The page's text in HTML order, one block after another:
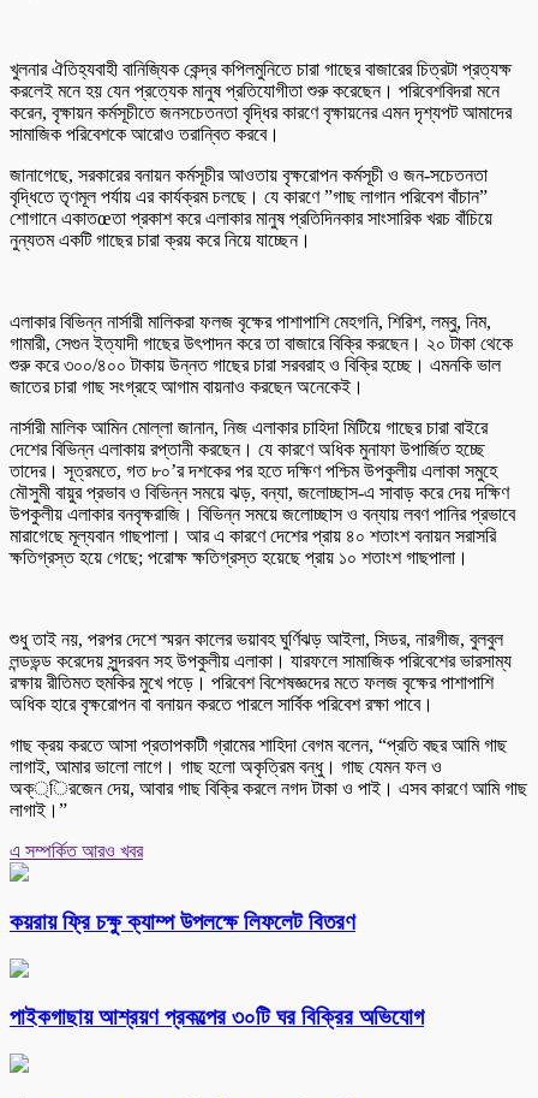
খুলনার ঐতিহ্যবাহী বানিজ্যিক কেন্দ্র কপিলমুনিতে চারা গাছের বাজারের চিত্রটা প্রত্যক্ষ
করলেই মনে হয় যেন প্রত্যেক মানুষ প্রতিযোগীতা শুরু করেছেন। পরিবেশবিদরা মনে
করেন, বৃক্ষায়ন কর্মসূচীতে জনসচেতনতা বৃদ্ধির কারণে বৃক্ষায়নের এমন দৃশ্যপট আমাদের
সামাজিক পরিবেশকে আরোও তরান্বিত করবে।
জানাগেছে, সরকারের বনায়ন কর্মসূচীর আওতায় বৃক্ষরোপন কর্মসূচী ও জন-সচেতনতা
বৃদ্ধিতে তৃণমূল পর্যায় এর কার্যক্রম চলছে। যে কারণে ”গাছ লাগান পরিবেশ বাঁচান”
শোগানে একাতœতা প্রকাশ করে এলাকার মানুষ প্রতিদিনকার সাংসারিক খরচ বাঁচিয়ে
নুন্যতম একটি গাছের চারা ক্রয় করে নিয়ে যাচ্ছেন।
এলাকার বিভিন্ন নার্সারী মালিকরা ফলজ বৃক্ষের পাশাপাশি মেহগনি, শিরিশ, লম্বু, নিম,
গামারী, সেগুন ইত্যাদী গাছের উৎপাদন করে তা বাজারে বিক্রি করছেন। ২০ টাকা থেকে
শুরু করে ৩০০/৪০০ টাকায় উন্নত গাছের চারা সরবরাহ ও বিক্রি হচ্ছে। এমনকি ভাল
জাতের চারা গাছ সংগ্রহে আগাম বায়নাও করছেন অনেকেই।
নার্সারী মালিক আমিন মোল্লা জানান, নিজ এলাকার চাহিদা মিটিয়ে গাছের চারা বাইরে
দেশের বিভিন্ন এলাকায় রপ্তানী করছেন। যে কারণে অধিক মুনাফা উপার্জিত হচ্ছে
তাদের। সূত্রমতে, গত ৮০’র দশকের পর হতে দক্ষিণ পশ্চিম উপকুলীয় এলাকা সমুহে
মৌসুমী বায়ুর প্রভাব ও বিভিন্ন সময়ে ঝড়, বন্যা, জলোচ্ছাস-এ সাবাড় করে দেয় দক্ষিণ
উপকুলীয় এলাকার বনবৃক্ষরাজি। বিভিন্ন সময়ে জলোচ্ছাস ও বন্যায় লবণ পানির প্রভাবে
মারাগেছে মূল্যবান গাছপালা। আর এ কারণে দেশের প্রায় ৪০ শতাংশ বনায়ন সরাসরি
ক্ষতিগ্রস্ত হয়ে গেছে; পরোক্ষ ক্ষতিগ্রস্ত হয়েছে প্রায় ১০ শতাংশ গাছপালা।
শুধু তাই নয়, পরপর দেশে স্মরন কালের ভয়াবহ ঘুর্ণিঝড় আইলা, সিডর, নারগীজ, বুলবুল
লন্ডভন্ড করেদেয় সুন্দরবন সহ উপকুলীয় এলাকা। যারফলে সামাজিক পরিবেশের ভারসাম্য
রক্ষায় রীতিমত হুমকির মুখে পড়ে। পরিবেশ বিশেষজ্ঞদের মতে ফলজ বৃক্ষের পাশাপাশি
অধিক হারে বৃক্ষরোপন বা বনায়ন করতে পারলে সার্বিক পরিবেশ রক্ষা পাবে।
গাছ ক্রয় করতে আসা প্রতাপকাটী গ্রামের শাহিদা বেগম বলেন, “প্রতি বছর আমি গাছ
লাগাই, আমার ভালো লাগে। গাছ হলো অকৃত্রিম বন্ধু। গাছ যেমন ফল ও
অক্্িরজেন দেয়, আবার গাছ বিক্রি করলে নগদ টাকা ও পাই। এসব কারণে আমি গাছ
লাগাই।”
এ সম্পর্কিত আরও খবর
কয়রায় ফ্রি চক্ষু ক্যাম্প উপলক্ষে লিফলেট বিতরণ
পাইকগাছায় আশ্রয়ণ প্রকল্পের ৩০টি ঘর বিক্রির অভিযোগ